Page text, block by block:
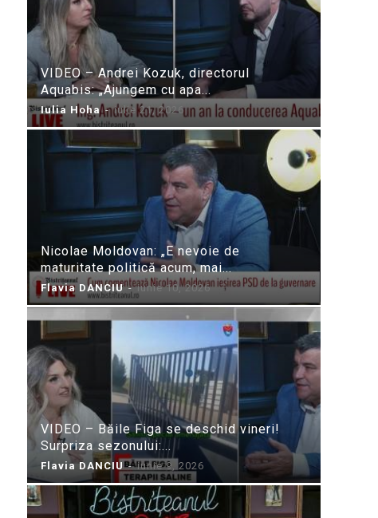
VIDEO – Andrei Kozuk, directorul
Aquabis: „Ajungem cu apa...
Iulia Hoha - iulie 21, 2026
Nicolae Moldovan: „E nevoie de
maturitate politică acum, mai...
Flavia DANCIU - iunie 10, 2026
VIDEO – Băile Figa se deschid vineri!
Surpriza sezonului:...
Flavia DANCIU - iunie 9, 2026